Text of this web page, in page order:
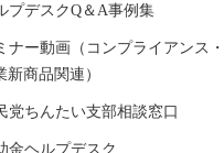
プデスクQ＆A事例集
ナー動画（コンプライアンス・
新商品関連）
党ちんたい支部相談窓口
金ヘルプデスク